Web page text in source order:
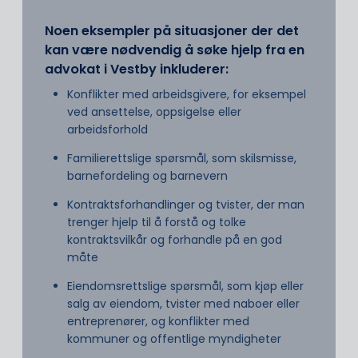
Noen eksempler på situasjoner der det
kan være nødvendig å søke hjelp fra en
advokat i Vestby inkluderer:
Konflikter med arbeidsgivere, for eksempel
ved ansettelse, oppsigelse eller
arbeidsforhold
Familierettslige spørsmål, som skilsmisse,
barnefordeling og barnevern
Kontraktsforhandlinger og tvister, der man
trenger hjelp til å forstå og tolke
kontraktsvilkår og forhandle på en god
måte
Eiendomsrettslige spørsmål, som kjøp eller
salg av eiendom, tvister med naboer eller
entreprenører, og konflikter med
kommuner og offentlige myndigheter